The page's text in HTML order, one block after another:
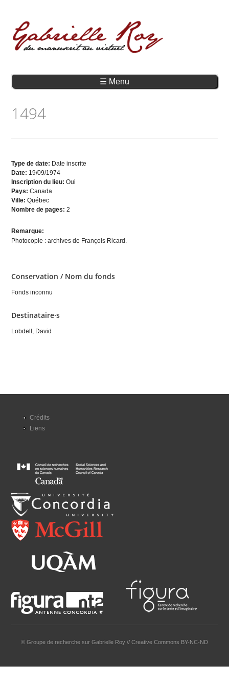
☰ Menu
1494
Type de date: Date inscrite
Date: 19/09/1974
Inscription du lieu:Oui
Pays:Canada
Ville:Québec
Nombre de pages:2
Remarque:
Photocopie : archives de François Ricard.
Conservation / Nom du fonds
Fonds inconnu
Destinataire·s
Lobdell, David
Crédits
Liens
© Groupe de recherche sur Gabrielle Roy // Creative Commons BY-NC-ND